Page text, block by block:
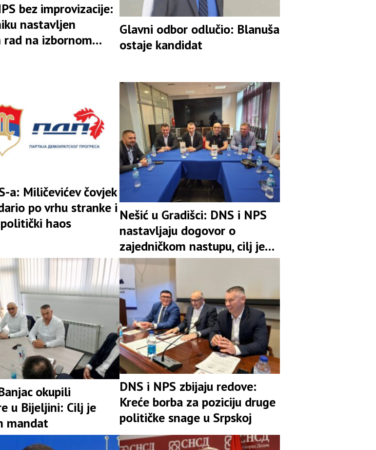
bez improvizacije:
nastavljen
rad na izbornom
Glavni odbor odlučio: Blanuša
ostaje kandidat
a: Miličevićev čovjek
po vrhu stranke i
haos
Nešić u Gradišci: DNS i NPS
nastavljaju dogovor o
zajedničkom nastupu, cilj je
snažna pozicija u koaliciji
okupili
u Bijeljini: Cilj je
mandat
DNS i NPS zbijaju redove:
Kreće borba za poziciju druge
političke snage u Srpskoj